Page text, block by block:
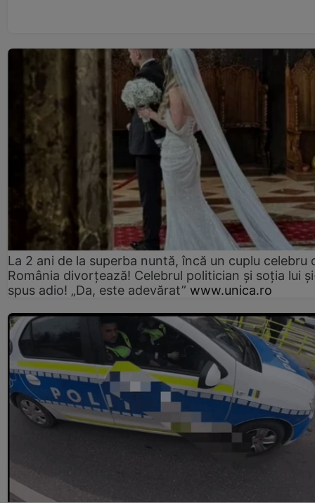
La 2 ani de la superba nuntă, încă un cuplu celebru
România divorțează! Celebrul politician și soția lui
spus adio! „Da, este adevărat” www.unica.ro